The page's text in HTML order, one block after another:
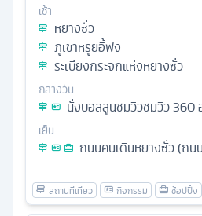
เช้า
หยางซั่ว
ภูเขาหรูยอี้ฟง
ระเบียงกระจกแห่งหยางซั่ว
กลางวัน
นั่งบอลลูนชมวิวชมวิว 360
เย็น
ถนนคนเดินหยางซั่ว (ถน